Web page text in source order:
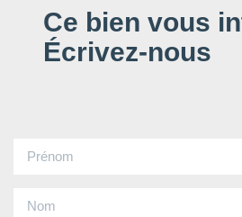
Ce bien vous
Écrivez-nous